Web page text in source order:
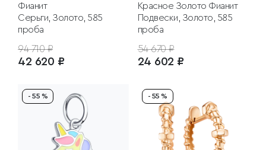
Фианит
Серьги, Золото, 585
проба
94 710 ₽
42 620 ₽
Красное Золото Фианит
Подвески, Золото, 585
проба
54 670 ₽
24 602 ₽
- 55 % - 55 %